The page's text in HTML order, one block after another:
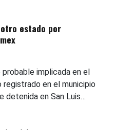
otro estado por
probable implicada en el
en el municipio
detenida en San Luis…